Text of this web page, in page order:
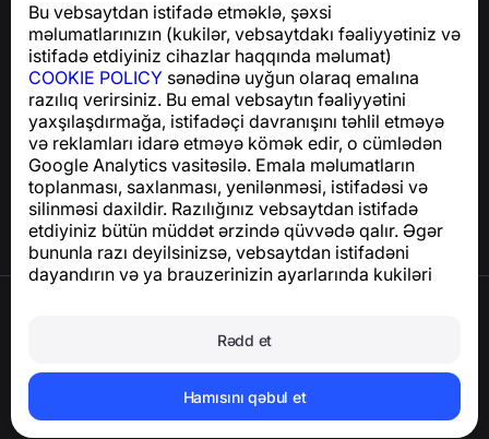
Bu vebsaytdan istifadə etməklə, şəxsi
məlumatlarınızın (kukilər, vebsaytdakı fəaliyyətiniz və
istifadə etdiyiniz cihazlar haqqında məlumat)
COOKIE POLICY sənədinə uyğun olaraq emalına
razılıq verirsiniz. Bu emal vebsaytın fəaliyyətini
yaxşılaşdırmağa, istifadəçi davranışını təhlil etməyə
və reklamları idarə etməyə kömək edir, o cümlədən
Google Analytics vasitəsilə. Emala məlumatların
toplanması, saxlanması, yenilənməsi, istifadəsi və
silinməsi daxildir. Razılığınız vebsaytdan istifadə
etdiyiniz bütün müddət ərzində qüvvədə qalır. Əgər
bununla razı deyilsinizsə, vebsaytdan istifadəni
dayandırın və ya brauzerinizin ayarlarında kukiləri
Rədd et
Hamısını qəbul et
GDPR uyğunluğu ilə bağlı suallar üçün:
support@numbuster.com
Yardım Mərkəzi
Xəbərlər və Məqalələr
Layihə haqqında
Əlaqə
Hesabı və şəxsi məlumatları silin